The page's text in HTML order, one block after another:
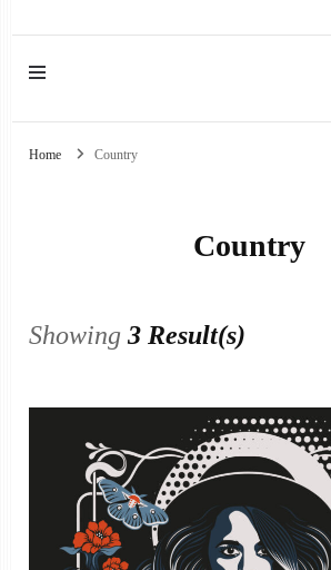
Home Country
Country
Showing3 Result(s)